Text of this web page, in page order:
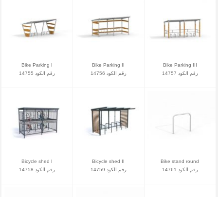
Bike Parking I
رقم الكود 14755
Bike Parking II
رقم الكود 14756
Bike Parking III
رقم الكود 14757
Bicycle shed I
رقم الكود 14758
Bicycle shed II
رقم الكود 14759
Bike stand round
رقم الكود 14761